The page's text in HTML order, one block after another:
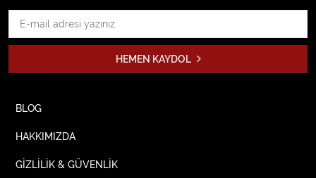
HEMEN KAYDOL
BLOG
HAKKIMIZDA
GİZLİLİK & GÜVENLİK